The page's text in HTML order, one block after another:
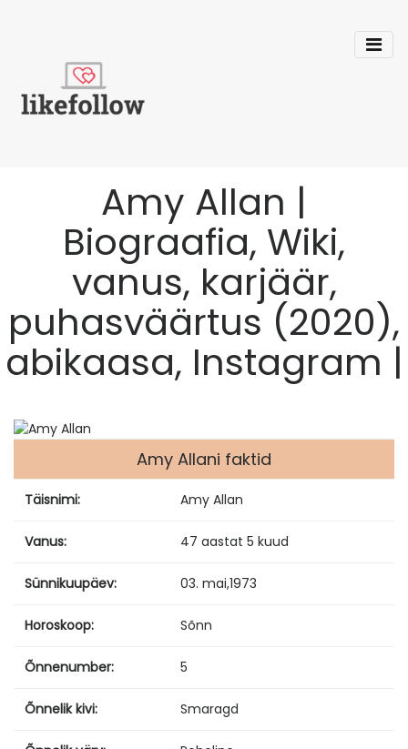
Amy Allan |
Biograafia, Wiki,
vanus, karjäär,
puhasväärtus (2020),
abikaasa, Instagram |
Amy Allani faktid
Täisnimi: Amy Allan
Vanus: 47 aastat 5 kuud
Sünnikuupäev: 03. mai,1973
Horoskoop: Sõnn
Õnnenumber: 5
Õnnelik kivi: Smaragd